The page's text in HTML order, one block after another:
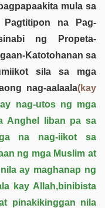
mula sa
na Pag-
ng Propeta-
Katotohanan sa
sila sa mga
nag-aalaala(kay
nag-utos ng mga
Anghel liban pa sa
na nag-iikot sa
ng mga Muslim at
ay maghanap ng
kay Allah,binibista
pinakikinggan nila